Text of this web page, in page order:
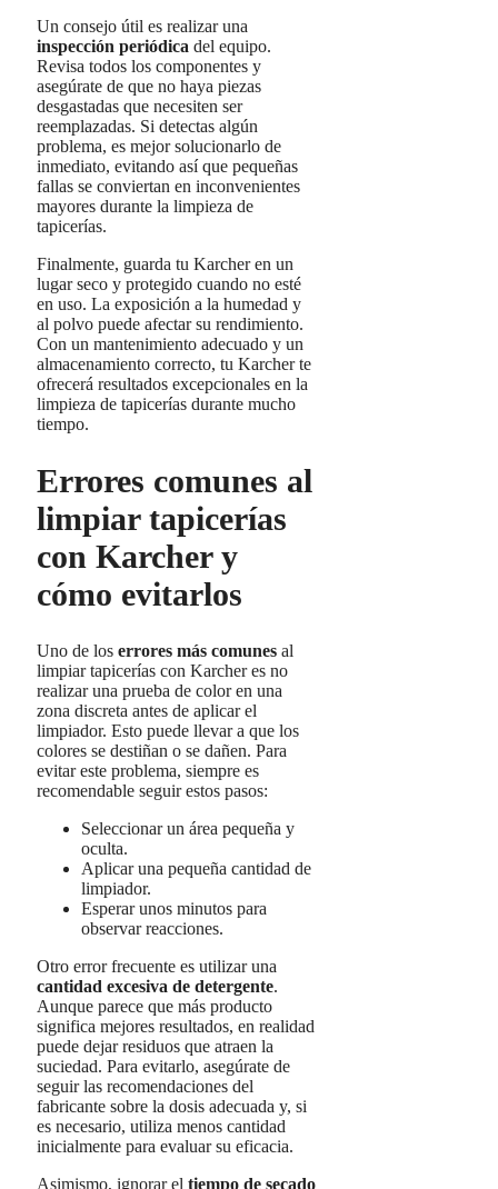
Un consejo útil es realizar una
inspección periódica del equipo.
Revisa todos los componentes y
asegúrate de que no haya piezas
desgastadas que necesiten ser
reemplazadas. Si detectas algún
problema, es mejor solucionarlo de
inmediato, evitando así que pequeñas
fallas se conviertan en inconvenientes
mayores durante la limpieza de
tapicerías.
Finalmente, guarda tu Karcher en un
lugar seco y protegido cuando no esté
en uso. La exposición a la humedad y
al polvo puede afectar su rendimiento.
Con un mantenimiento adecuado y un
almacenamiento correcto, tu Karcher te
ofrecerá resultados excepcionales en la
limpieza de tapicerías durante mucho
tiempo.
Errores comunes al
limpiar tapicerías
con Karcher y
cómo evitarlos
Uno de los errores más comunes al
limpiar tapicerías con Karcher es no
realizar una prueba de color en una
zona discreta antes de aplicar el
limpiador. Esto puede llevar a que los
colores se destiñan o se dañen. Para
evitar este problema, siempre es
recomendable seguir estos pasos:
Seleccionar un área pequeña y
oculta.
Aplicar una pequeña cantidad de
limpiador.
Esperar unos minutos para
observar reacciones.
Otro error frecuente es utilizar una
cantidad excesiva de detergente.
Aunque parece que más producto
significa mejores resultados, en realidad
puede dejar residuos que atraen la
suciedad. Para evitarlo, asegúrate de
seguir las recomendaciones del
fabricante sobre la dosis adecuada y, si
es necesario, utiliza menos cantidad
inicialmente para evaluar su eficacia.
Asimismo, ignorar el tiempo de secado